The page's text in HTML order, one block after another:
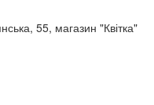
55, магазин "Квітка"